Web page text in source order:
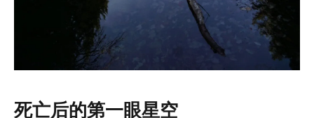
死亡后的第一眼星空